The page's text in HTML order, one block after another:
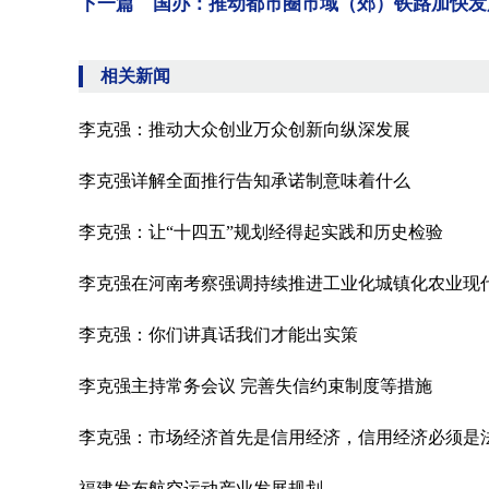
相关新闻
李克强：推动大众创业万众创新向纵深发展
李克强详解全面推行告知承诺制意味着什么
李克强：让“十四五”规划经得起实践和历史检验
李克强在河南考察强调持续推进工业化城镇化农业现
李克强：你们讲真话我们才能出实策
李克强主持常务会议 完善失信约束制度等措施
李克强：市场经济首先是信用经济，信用经济必须是